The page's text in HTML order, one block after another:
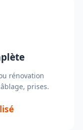
rénovation
prises.